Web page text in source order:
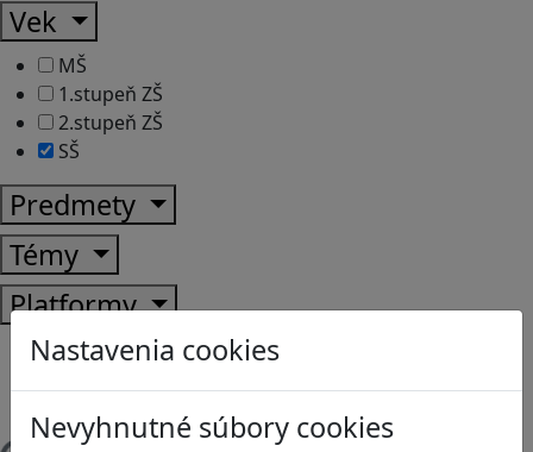
Nastavenia cookies
Nevyhnutné súbory cookies
Vek
MŠ
1.stupeň ZŠ
2.stupeň ZŠ
SŠ
Predmety
Témy
Platformy
Android